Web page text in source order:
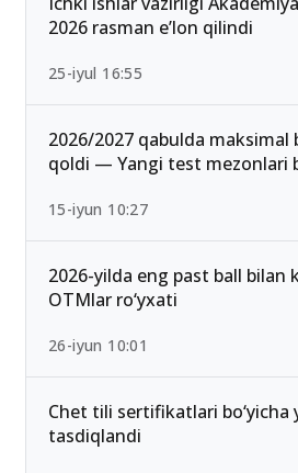
13-iyun 00:02
Ichki ishlar vazirligi
2026 rasman e’lon qilindi
25-iyul 16:55
2026/2027 qabulda maksimal
qoldi — Yangi test mezonlari
15-iyun 10:27
2026-yilda eng past ball bilan
OTMlar ro‘yxati
26-iyun 10:01